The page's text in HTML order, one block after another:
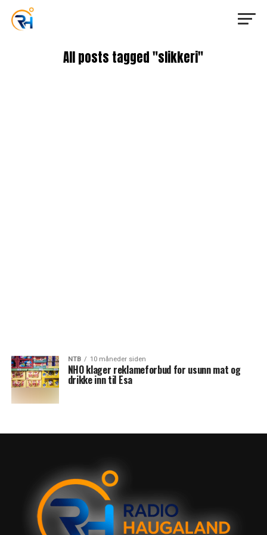
All posts tagged "slikkeri"
NTB 10 måneder siden
NHO klager reklameforbud for usunn mat og
drikke inn til Esa